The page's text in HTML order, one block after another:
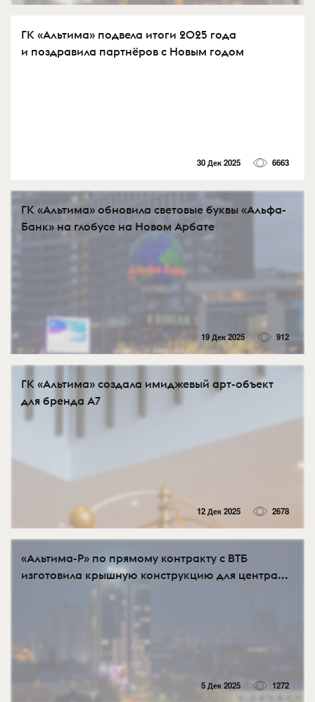
ГК «Альтима» подвела итоги 2025 года
и поздравила партнёров с Новым годом
30 Дек 2025 6663
ГК «Альтима» обновила световые буквы «Альфа-
Банк» на глобусе на Новом Арбате
19 Дек 2025 912
ГК «Альтима» создала имиджевый арт-объект
для бренда A7
12 Дек 2025 2678
«Альтима-Р» по прямому контракту с ВТБ
изготовила крышную конструкцию для центра...
5 Дек 2025 1272